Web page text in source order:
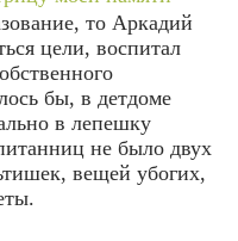
то Аркадий
цели, воспитал
бы, в детдоме
в лепешку
не было двух
вещей убогих,